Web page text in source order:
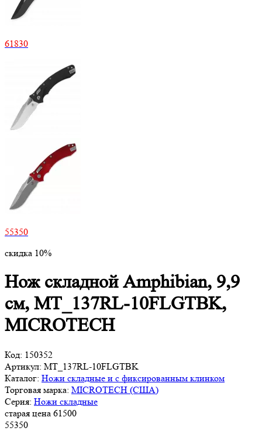
61830
55350
скидка 10%
Нож складной Amphibian, 9,9
см, MT_137RL-10FLGTBK,
MICROTECH
Код: 150352
Артикул: MT_137RL-10FLGTBK
Каталог: Ножи складные и с фиксированным клинком
Торговая марка: MICROTECH (США)
Серия: Ножи складные
старая цена 61 500
55350